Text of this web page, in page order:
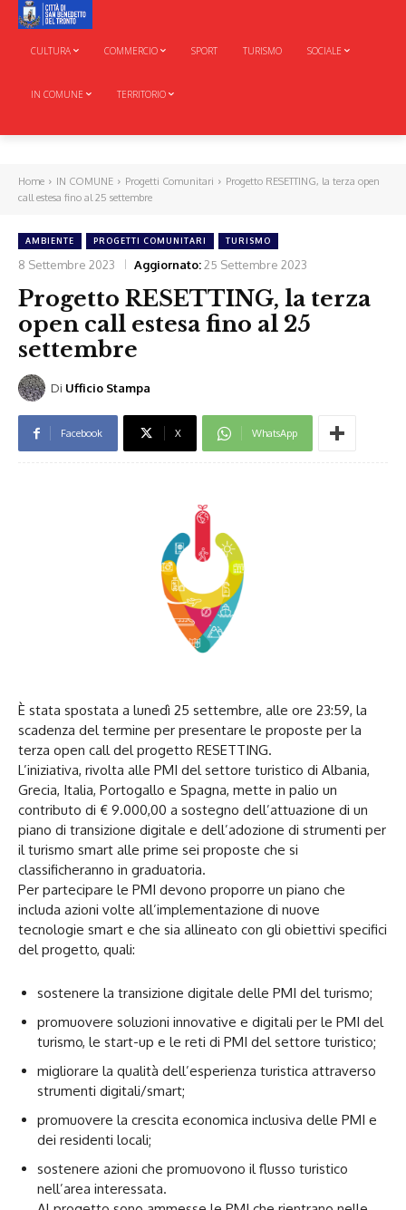
CULTURA COMMERCIO SPORT TURISMO SOCIALE
IN COMUNE TERRITORIO
Home IN COMUNE Progetti Comunitari
Progetto RESETTING, la terza open
call estesa fino al 25 settembre
AMBIENTE PROGETTI COMUNITARI TURISMO
8 Settembre 2023 Aggiornato: 25 Settembre 2023
Progetto RESETTING, la terza
open call estesa fino al 25
settembre
Di Ufficio Stampa
Facebook X WhatsApp
È stata spostata a lunedì 25 settembre, alle ore 23:59, la
scadenza del termine per presentare le proposte per la
terza open call del progetto RESETTING.
L’iniziativa, rivolta alle PMI del settore turistico di Albania,
Grecia, Italia, Portogallo e Spagna, mette in palio un
contributo di € 9.000,00 a sostegno dell’attuazione di un
piano di transizione digitale e dell’adozione di strumenti per
il turismo smart alle prime sei proposte che si
classificheranno in graduatoria.
Per partecipare le PMI devono proporre un piano che
includa azioni volte all’implementazione di nuove
tecnologie smart e che sia allineato con gli obiettivi specifici
del progetto, quali:
sostenere la transizione digitale delle PMI del turismo;
promuovere soluzioni innovative e digitali per le PMI del
turismo, le start-up e le reti di PMI del settore turistico;
migliorare la qualità dell’esperienza turistica attraverso
strumenti digitali/smart;
promuovere la crescita economica inclusiva delle PMI e
dei residenti locali;
sostenere azioni che promuovono il flusso turistico
nell’area interessata.